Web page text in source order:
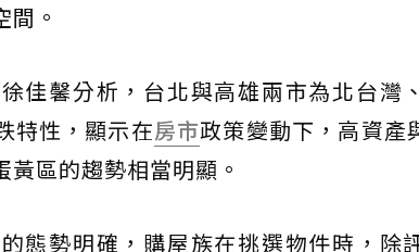
。
佳馨分析，台北與高雄兩市為北台灣
特性，顯示在房市政策變動下，高資產
區的趨勢相當明顯。
態勢明確，購屋族在挑選物件時，除